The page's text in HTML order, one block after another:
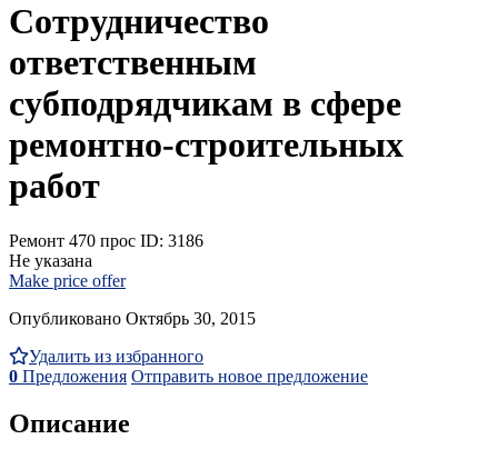
Cотрудничество
ответственным
субподрядчикам в сфере
ремонтно-строительных
работ
Ремонт 470 прос ID: 3186
Не указана
Make price offer
Опубликовано Октябрь 30, 2015
Удалить из избранного
0 Предложения Отправить новое предложение
Описание